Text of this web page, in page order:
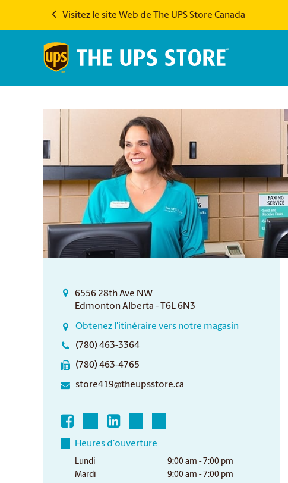
Visitez le site Web de The UPS Store Canada
6556 28th Ave NW
Edmonton Alberta - T6L 6N3
Obtenez l'itinéraire vers notre magasin
(780) 463-3364
(780) 463-4765
store419@theupsstore.ca
Heures d'ouverture
Lundi
9:00 am - 7:00 pm
Mardi
9:00 am - 7:00 pm